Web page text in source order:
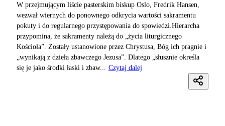
W przejmującym liście pasterskim biskup Oslo, Fredrik Hansen,
wezwał wiernych do ponownego odkrycia wartości sakramentu
pokuty i do regularnego przystępowania do spowiedzi.Hierarcha
przypomina, że sakramenty należą do „życia liturgicznego
Kościoła”. Zostały ustanowione przez Chrystusa, Bóg ich pragnie i
„wynikają z dzieła zbawczego Jezusa”. Dlatego „słusznie określa
się je jako środki łaski i zbaw...
Czytaj dalej